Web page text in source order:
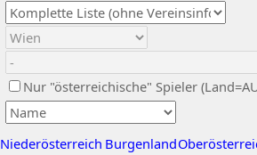
Nur "österreichische" Spieler
Niederösterreich Burgenland